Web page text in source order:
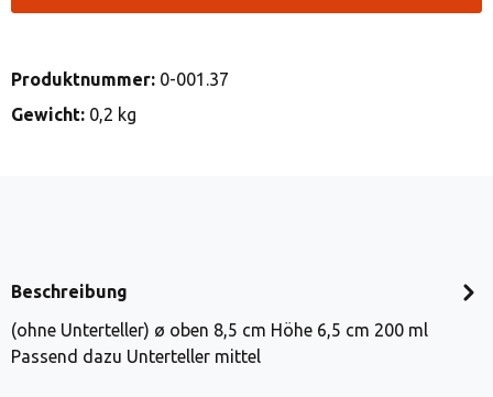
Produktnummer: 0-001.37
Gewicht: 0,2 kg
Beschreibung
(ohne Unterteller) ø oben 8,5 cm Höhe 6,5 cm 200 ml
Passend dazu Unterteller mittel